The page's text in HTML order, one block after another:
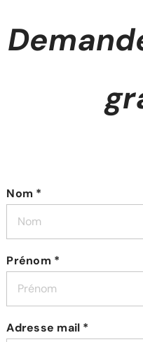
Nom *
Prénom *
Adresse mail *